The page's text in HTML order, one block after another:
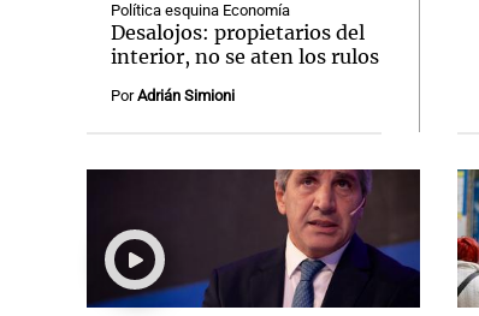
Política esquina Economía
Desalojos: propietarios del
interior, no se aten los rulos
PorAdrián Simioni